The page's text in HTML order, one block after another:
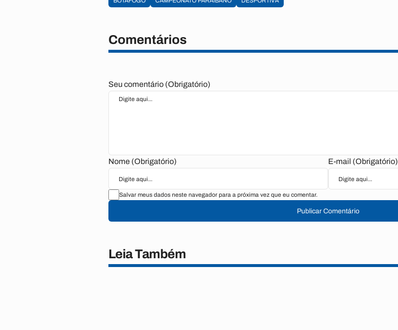
Comentários
Seu comentário (Obrigatório)
Nome (Obrigatório) E-mail (Obrigatório)
Salvar meus dados neste navegador para a próxima vez que eu comentar.
Publicar Comentário
Leia Também